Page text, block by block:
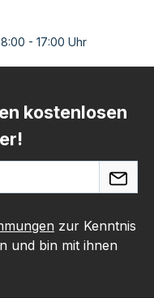
- 17:00 Uhr
kostenlosen
zur Kenntnis
und bin mit ihnen